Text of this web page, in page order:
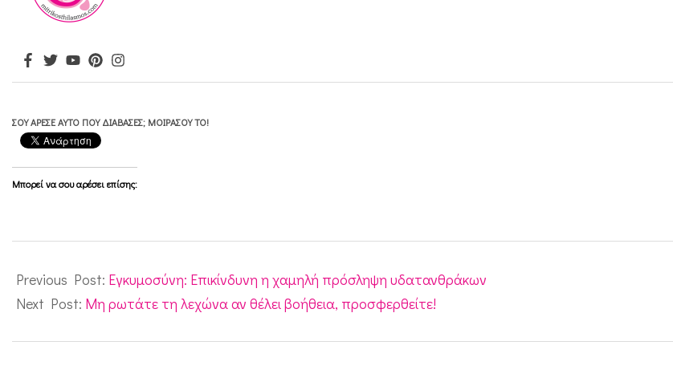
ύ
ω
ν
σ
α
s
o
i
ΣΟΥ ΆΡΕΣΕ ΑΥΤΌ ΠΟΥ ΔΙΆΒΑΣΕΣ; ΜΟΙΡΆΣΟΥ ΤΟ!
Μπορεί να σου αρέσει επίσης:
03-
02
Previous Post: Εγκυμοσύνη: Επικίνδυνη η χαμηλή πρόσληψη υδατανθράκων
Next Post: Μη ρωτάτε τη λεχώνα αν θέλει βοήθεια, προσφερθείτε!